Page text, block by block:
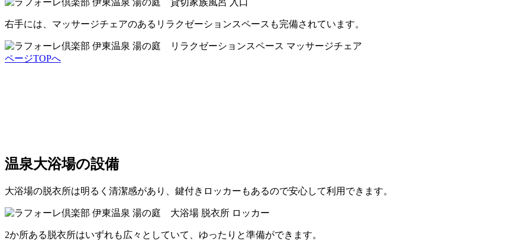
右手には、マッサージチェアのあるリラクゼーションスペースも完備されています。
ページTOPへ
温泉大浴場の設備
大浴場の脱衣所は明るく清潔感があり、鍵付きロッカーもあるので安心して利用できます。
2か所ある脱衣所はいずれも広々としていて、ゆったりと準備ができます。